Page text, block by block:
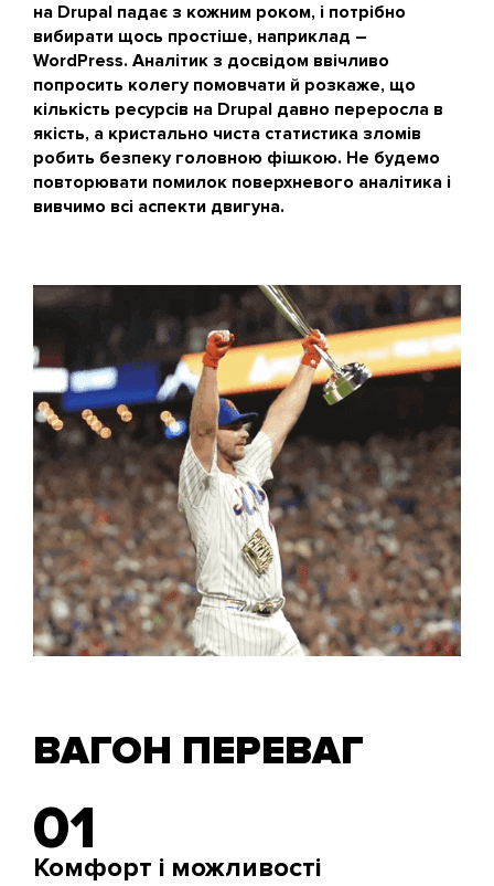
на Drupal падає з кожним роком, і потрібно
вибирати щось простіше, наприклад –
WordPress. Аналітик з досвідом ввічливо
попросить колегу помовчати й розкаже, що
кількість ресурсів на Drupal давно переросла в
якість, а кристально чиста статистика зломів
робить безпеку головною фішкою. Не будемо
повторювати помилок поверхневого аналітика і
вивчимо всі аспекти двигуна.
ВАГОН ПЕРЕВАГ
01
Комфорт і можливості